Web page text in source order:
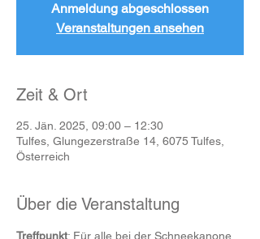
Anmeldung abgeschlossen
Veranstaltungen ansehen
Zeit & Ort
25. Jän. 2025, 09:00 – 12:30
Tulfes, Glungezerstraße 14, 6075 Tulfes,
Österreich
Über die Veranstaltung
Treffpunkt: Für alle bei der Schneekanone